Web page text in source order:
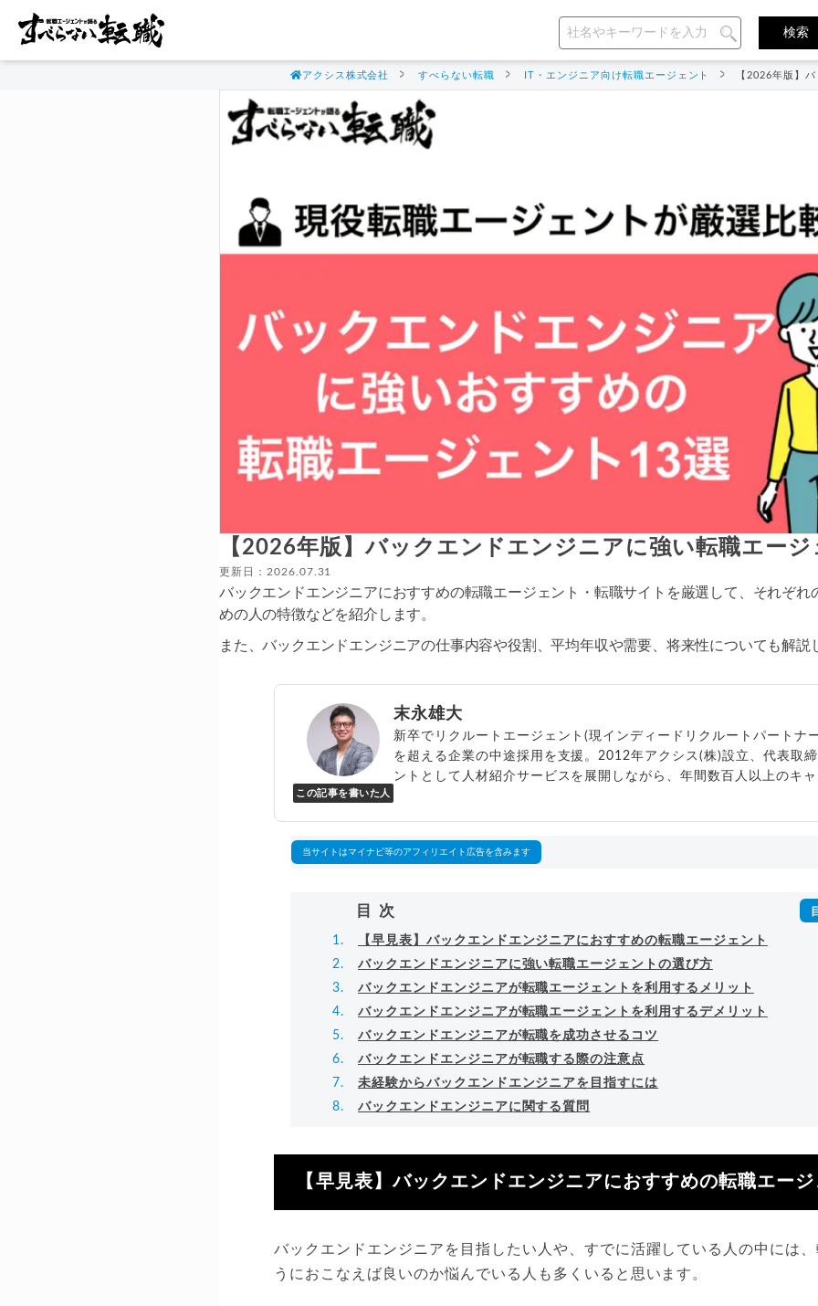
アクシス株式会社 すべらない転職 IT・エンジニア向け転職エージェント 【2026年版】
【2026年版】バックエンドエンジニアに強い転職エー
更新日：2026.07.31
バックエンドエンジニアにおすすめの転職エージェント・転職サイトを厳選して、それぞれ
めの人の特徴などを紹介します。
また、バックエンドエンジニアの仕事内容や役割、平均年収や需要、将来性についても解説
この記事を書いた人
末永雄大
新卒でリクルートエージェント(現インディードリクルートパートナ
を超える企業の中途採用を支援。2012年アクシス(株)設立、代表取
ントとして人材紹介サービスを展開しながら、年間数百人以上のキ
当サイトはマイナビ等のアフィリエイト広告を含みます
目次
【早見表】バックエンドエンジニアにおすすめの転職エージェント
バックエンドエンジニアに強い転職エージェントの選び方
バックエンドエンジニアが転職エージェントを利用するメリット
バックエンドエンジニアが転職エージェントを利用するデメリット
バックエンドエンジニアが転職を成功させるコツ
バックエンドエンジニアが転職する際の注意点
未経験からバックエンドエンジニアを目指すには
バックエンドエンジニアに関する質問
【早見表】バックエンドエンジニアにおすすめの転職エー
バックエンドエンジニアを目指したい人や、すでに活躍している人の中には
うにおこなえば良いのか悩んでいる人も多くいると思います。